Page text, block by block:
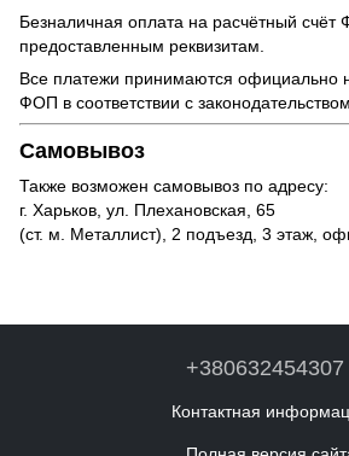
Безналичная оплата на расчётный
предоставленным реквизитам.
Все платежи принимаются официально
ФОП в соответствии с
Самовывоз
Также возможен самовывоз по адресу:
г. Харьков, ул. Плехановская, 65
(ст. м. Металлист), 2 подъезд, 3 этаж,
+380632454307
Контактная